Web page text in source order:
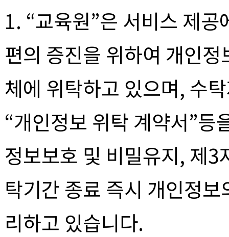
1. “교육원”은 서비스 제
편의 증진을 위하여 개인
체에 위탁하고 있으며, 수
“개인정보 위탁 계약서”등
정보보호 및 비밀유지, 제
탁기간 종료 즉시 개인정
리하고 있습니다.